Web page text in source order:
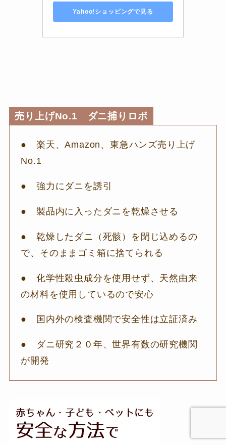
Yahoo!ショッピングで見る
売り上げNo.1 ダニ捕りロボ
● 楽天、Amazon、東急ハンズ売り上げ
No.1
● 強力にダニを誘引
● 製品内に入ったダニを乾燥させる
● 乾燥したダニ（死骸）を閉じ込めるの
で、そのままゴミ箱に捨てられる
● 化学性殺虫成分を使用せず、天然由来
の材料を使用しているので安心
● 国内外の検査機関で安全性は立証済み
● ダニ研究２０年、世界有数の研究機関
が開発